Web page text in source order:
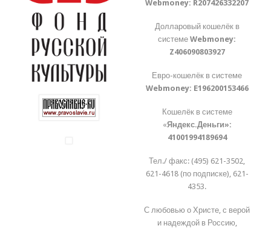
Webmoney: R207426332207
Долларовый кошелёк в
системеWebmoney:
Z406090803927
Евро-кошелёк в системе
Webmoney: E196200153466
Кошелёк в системе
«Яндекс.Деньги»:
41001994189694
Тел./ факс: (495) 621-3502,
621-4618 (по подписке), 621-
4353.
С любовью о Христе, с верой
и надеждой в Россию,